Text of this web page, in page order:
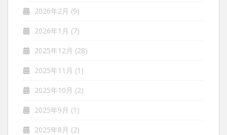
2026年2月 (9)
2026年1月 (7)
2025年12月 (28)
2025年11月 (1)
2025年10月 (2)
2025年9月 (1)
2025年8月 (2)